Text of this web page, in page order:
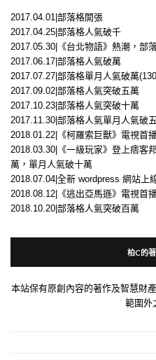
2017.04.01|部落格開張
2017.04.25|部落格人氣破千
2017.05.30|《台北物語》熱潮，部
2017.06.17|部落格人氣破萬
2017.07.27|部落格單月人氣破萬
2017.09.02|部落格人氣突破五萬
2017.10.23|部落格人氣突破十萬
2017.11.30|部落格人氣單月人氣破
2018.01.22|《柯羅索巨獸》電視首
2018.03.30|《一級玩家》登上痞客
萬，單月人氣破十萬
2018.07.04|全新 wordpress 網站上
2018.08.12|《逃出亞馬遜》電視首
2018.10.20|部落格人氣突破百萬
柏C的
本站保有原創內容的著作及智慧財
範圍外